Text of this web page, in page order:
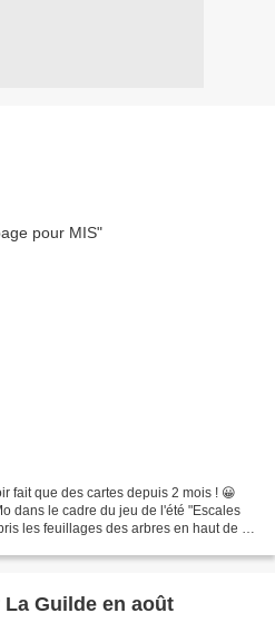
fait que des cartes depuis 2 mois ! 😀
dans le cadre du jeu de l'été "Escales
les feuillages des arbres en haut de la
Guilde en août